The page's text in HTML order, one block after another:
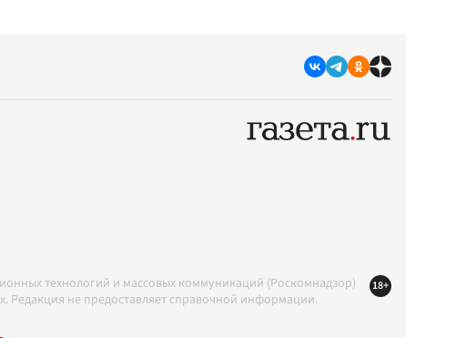
технологий и массовых коммуникаций (Роскомнадзор)
Редакция не предоставляет справочной информации.
18+